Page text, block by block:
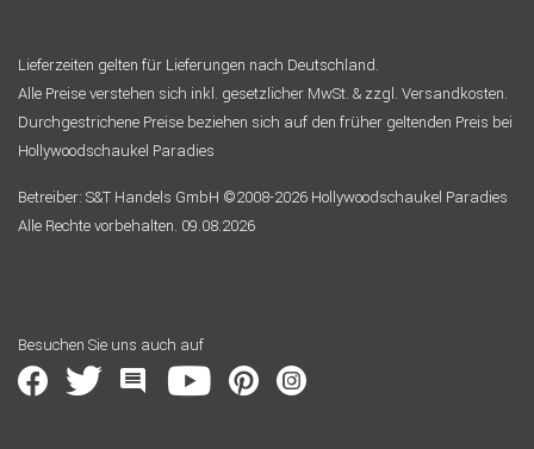
Lieferzeiten gelten für Lieferungen nach Deutschland.
Alle Preise verstehen sich inkl. gesetzlicher MwSt. & zzgl. Versandkosten.
Durchgestrichene Preise beziehen sich auf den früher geltenden Preis bei
Hollywoodschaukel Paradies
Betreiber: S&T Handels GmbH ©2008-2026 Hollywoodschaukel Paradies
Alle Rechte vorbehalten. 09.08.2026
Besuchen Sie uns auch auf